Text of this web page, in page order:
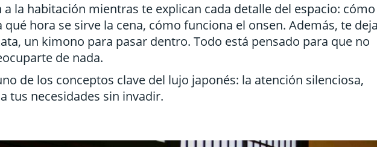
a la habitación mientras te explican cada detalle del espacio: cómo
qué hora se sirve la cena, cómo funciona el onsen. Además, te
un kimono para pasar dentro. Todo está pensado para que no
de nada.
de los conceptos clave del lujo japonés: la atención silenciosa,
tus necesidades sin invadir.